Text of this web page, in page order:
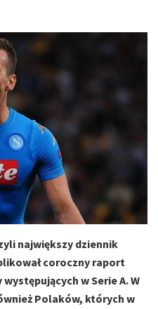
największy dziennik
coroczny raport
w Serie A. W
Polaków, których w